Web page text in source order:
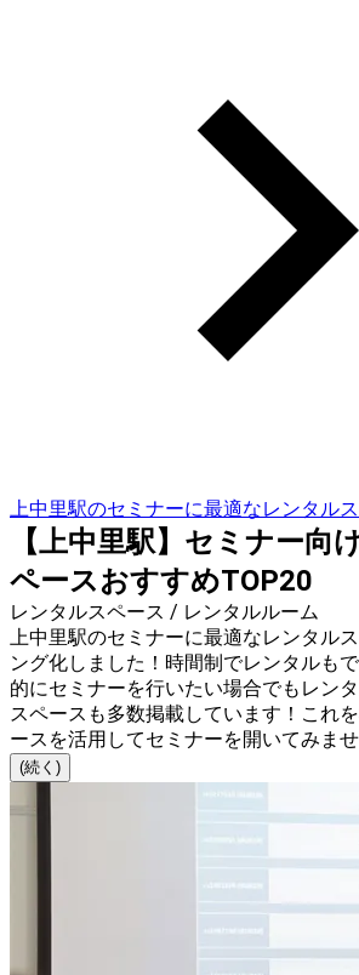
上中里駅のセミナーに最適なレンタル
【上中里駅】セミナー向
ペースおすすめTOP20
レンタルスペース / レンタルルーム
上中里駅のセミナーに最適なレンタル
ング化しました！時間制でレンタルも
的にセミナーを行いたい場合でもレン
スペースも多数掲載しています！これ
ースを活用してセミナーを開いてみま
(続く)